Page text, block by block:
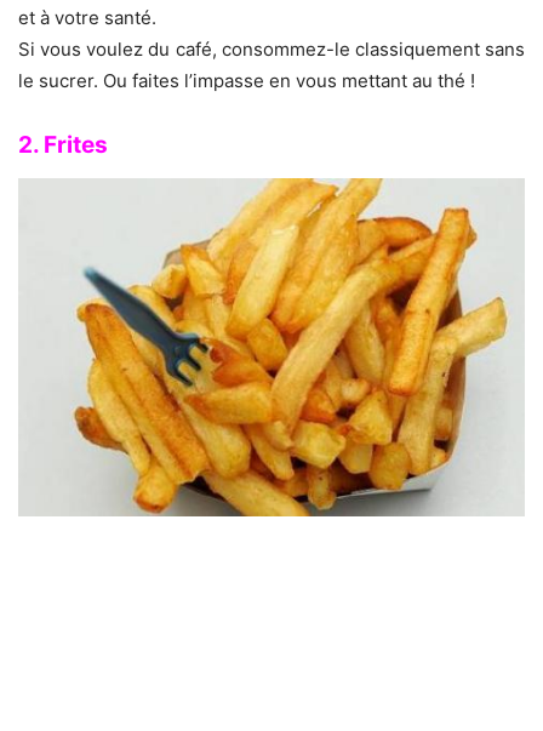
et à votre santé.
Si vous voulez du café, consommez-le classiquement sans
le sucrer. Ou faites l’impasse en vous mettant au thé !
2. Frites